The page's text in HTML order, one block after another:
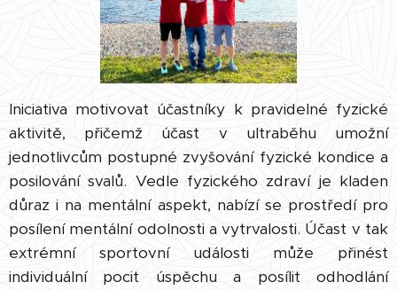
Iniciativa motivovat účastníky k pravidelné fyzické
aktivitě, přičemž účast v ultraběhu umožní
jednotlivcům postupné zvyšování fyzické kondice a
posilování svalů. Vedle fyzického zdraví je kladen
důraz i na mentální aspekt, nabízí se prostředí pro
posílení mentální odolnosti a vytrvalosti. Účast v tak
extrémní sportovní události může přinést
individuální pocit úspěchu a posílit odhodlání